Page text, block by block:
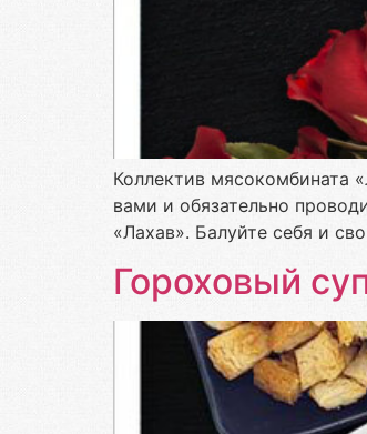
Коллектив мясокомбината
вами и обязательно
«Лахав». Балуйте себя и
Гороховый